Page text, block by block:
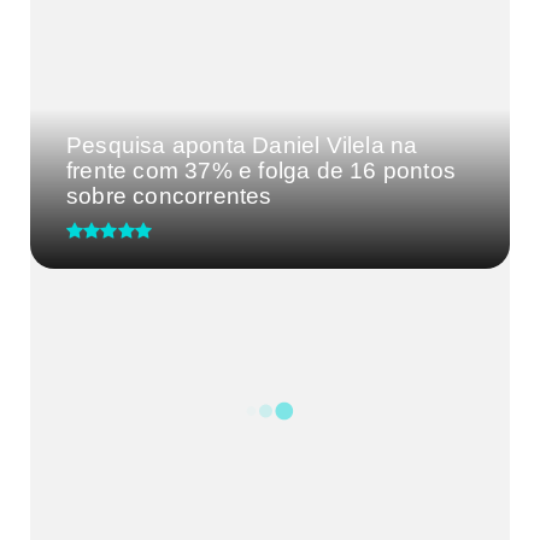
Pesquisa aponta Daniel Vilela na
frente com 37% e folga de 16 pontos
sobre concorrentes